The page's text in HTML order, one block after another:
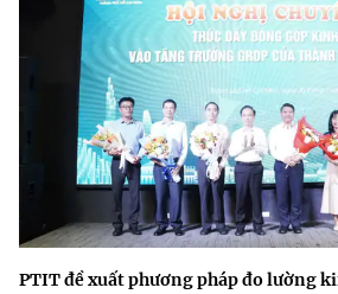
PTIT đề xuất phương pháp đo lường